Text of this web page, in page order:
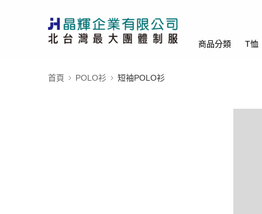
商品分類 T恤
首頁 POLO衫 短袖POLO衫